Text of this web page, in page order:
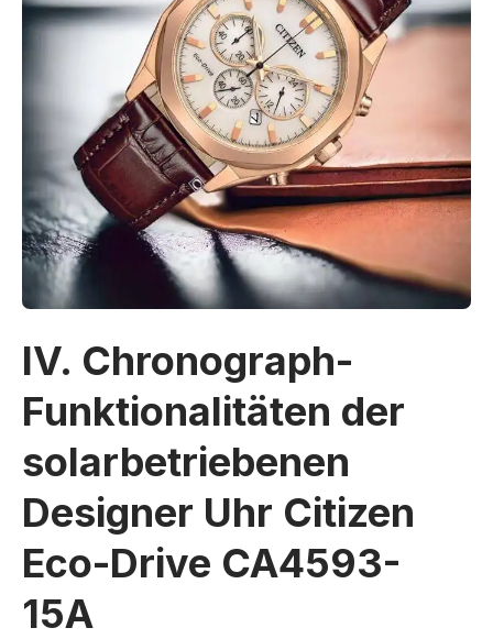
IV. Chronograph-
Funktionalitäten der
solarbetriebenen
Designer Uhr Citizen
Eco-Drive CA4593-
15A